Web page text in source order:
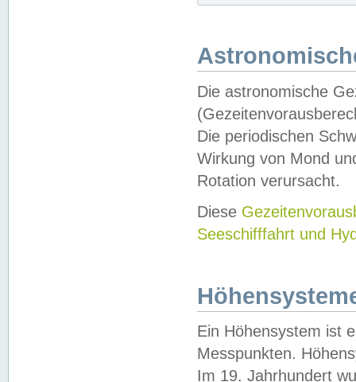
Die astronomische
Die periodischen
Wirkung von Mond
Rotation verursacht.
Diese
Seeschifffahrt und
Ein Höhensystem ist
Messpunkten.
Im 19. Jahrhundert